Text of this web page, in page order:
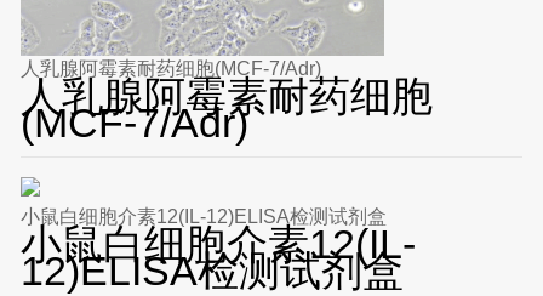
人乳腺阿霉素耐药细胞(MCF-7/Adr)
人乳腺阿霉素耐药细胞
(MCF-7/Adr)
小鼠白细胞介素12(IL-12)ELISA检测试剂盒
小鼠白细胞介素12(IL-
12)ELISA检测试剂盒